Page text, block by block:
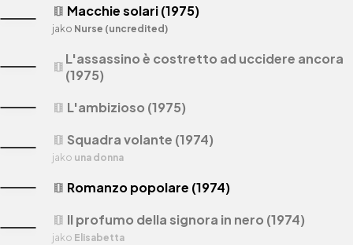
theaters Squadra volante (1974)
jako una donna
theaters Romanzo popolare (1974)
theaters Il profumo della signora in nero (1974)
jako Elisabetta
theaters Macchie solari (1975)
jako Nurse (uncredited)
theaters L'assassino è costretto ad uccidere ancora
(1975)
theaters L'ambizioso (1975)